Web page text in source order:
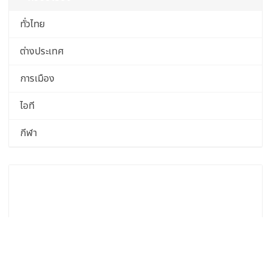
ทั่วไทย
ต่างประเทศ
การเมือง
ไอที
กีฬา